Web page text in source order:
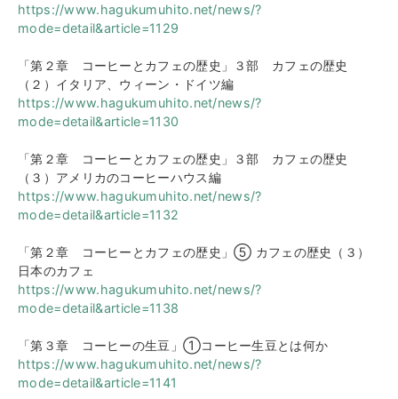
https://www.hagukumuhito.net/news/?
mode=detail&article=1129
「第２章 コーヒーとカフェの歴史」３部 カフェの歴史
（２）イタリア、ウィーン・ドイツ編
https://www.hagukumuhito.net/news/?
mode=detail&article=1130
「第２章 コーヒーとカフェの歴史」３部 カフェの歴史
（３）アメリカのコーヒーハウス編
https://www.hagukumuhito.net/news/?
mode=detail&article=1132
「第２章 コーヒーとカフェの歴史」⑤ カフェの歴史（３）
日本のカフェ
https://www.hagukumuhito.net/news/?
mode=detail&article=1138
「第３章 コーヒーの生豆」①コーヒー生豆とは何か
https://www.hagukumuhito.net/news/?
mode=detail&article=1141